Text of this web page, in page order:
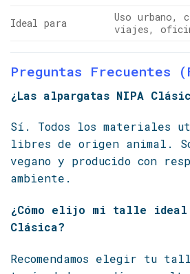
Ideal para
Uso urbano,
viajes,
Preguntas Frecuentes
¿Las alpargatas NIPA
Sí. Todos los materiales
libres de origen animal.
vegano y producido con
ambiente.
¿Cómo elijo mi talle ideal
Clásica?
Recomendamos elegir tu